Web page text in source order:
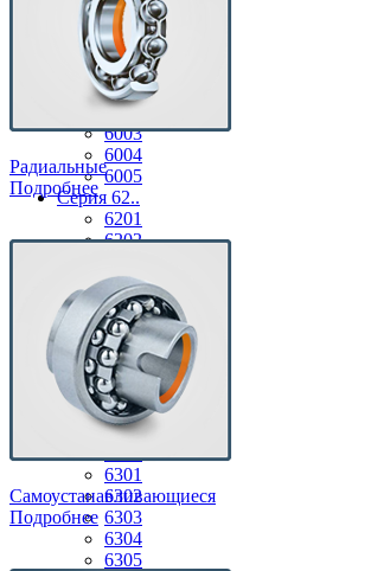
По сериям
Серия 60..
6001
6002
6003
6004
6005
Серия 62..
6201
6202
6204
6205
6206
6207
6208
6209
6210
Серия 63..
6300
6301
6302
6303
6304
6305
Радиальные
Подробнее
Самоустанавливающиеся
Подробнее